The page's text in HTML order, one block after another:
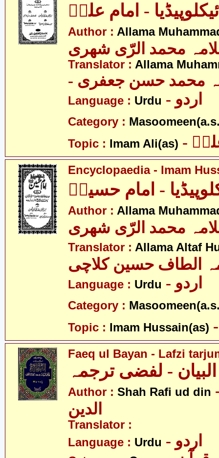
- امام علیؑ
Author : Allama
محمد الرّی شھری
Translator : Allama
محمد حسن جعفری
Language : Urdu - اردو
Category :
Topic : Imam Ali(as)
Encyclopaedia - Imam
- امام حسینؑ
Author : Allama
محمد الرّی شھری
Translator : Allama Altaf
الطاف حسین کلاچی
Language : Urdu - اردو
Category :
Topic : Imam Hussain(as)
Faeq ul Bayan - Lafzi
- لفضی ترجمہ
Author : Shah Rafi ud din
الدین
Translator :
Language : Urdu - اردو